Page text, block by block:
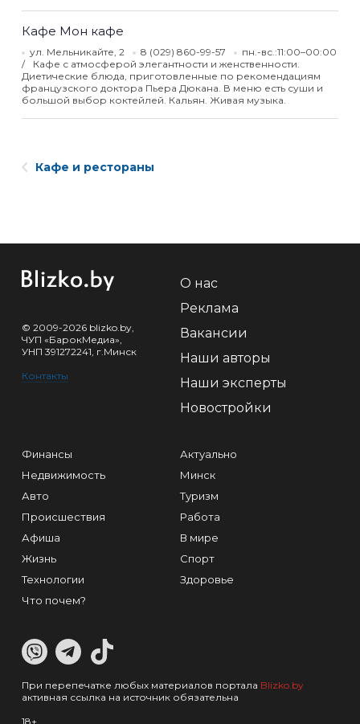
Кафе Мон кафе
ул. Мельникайте, 2 8 (029) 860-99-57
пн.-вс.:11:00–00:00
Кафе с атмосферой элегантности и женственности.
Диетические блюда, приготовленные по рекомендациям
французского доктора Пьера Дюкана. В меню есть суши и
большой выбор коктейлей. Кальян. Живая музыка.
Кафе и рестораны
© 2009-2026 blizko.by,
ЧУП «БарокМедиа»,
УНП 391272241, г.Минск
Контакты
О нас
Реклама
Вакансии
Наши авторы
Наши эксперты
Новостройки
Финансы
Недвижимость
Авто
Происшествия
Афиша
Жизнь
Технологии
Что почем?
Актуально
Минск
Туризм
Работа
В мире
Спорт
Здоровье
При перепечатке любых материалов портала Blizko.by
активная ссылка на источник обязательна
18+